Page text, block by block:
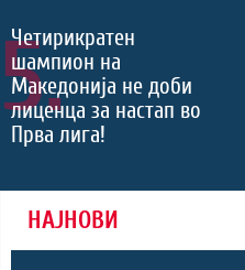
5.
Четирикратен
шампион на
Македонија не доби
лиценца за настап во
Прва лига!
НАЈНОВИ